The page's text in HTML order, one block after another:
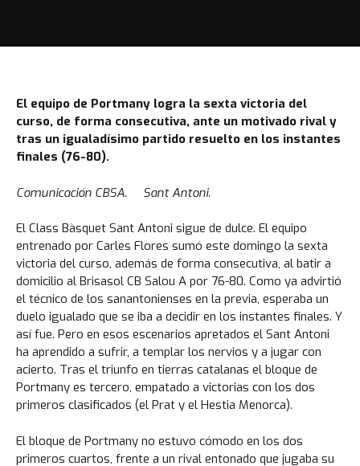
El equipo de Portmany logra la sexta victoria del
curso, de forma consecutiva, ante un motivado rival y
tras un igualadísimo partido resuelto en los instantes
finales (76-80).
Comunicación CBSA. Sant Antoni.
El Class Bàsquet Sant Antoni sigue de dulce. El equipo
entrenado por Carles Flores sumó este domingo la sexta
victoria del curso, además de forma consecutiva, al batir a
domicilio al Brisasol CB Salou A por 76-80. Como ya advirtió
el técnico de los sanantonienses en la previa, esperaba un
duelo igualado que se iba a decidir en los instantes finales. Y
así fue. Pero en esos escenarios apretados el Sant Antoni
ha aprendido a sufrir, a templar los nervios y a jugar con
acierto. Tras el triunfo en tierras catalanas el bloque de
Portmany es tercero, empatado a victorias con los dos
primeros clasificados (el Prat y el Hestia Menorca).
El bloque de Portmany no estuvo cómodo en los dos
primeros cuartos, frente a un rival entonado que jugaba su